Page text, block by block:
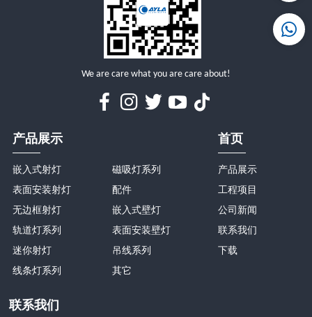
We are care what you are care about!
产品展示
嵌入式射灯
表面安装射灯
无边框射灯
轨道灯系列
迷你射灯
线条灯系列
磁吸灯系列
配件
嵌入式壁灯
表面安装壁灯
吊线系列
其它
首页
产品展示
工程项目
公司新闻
联系我们
下载
联系我们